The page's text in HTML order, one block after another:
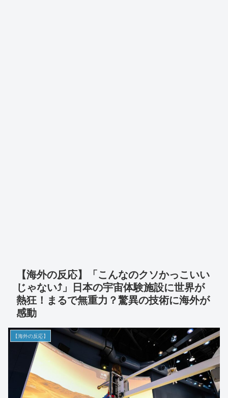
【海外の反応】「こんなのクソかっこいい
じゃない⤴️」日本の宇宙体験施設に世界が
熱狂！まるで無重力？驚異の技術に海外が
感動
【海外の反応】